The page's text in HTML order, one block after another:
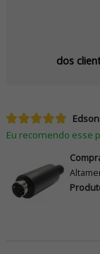
dos
Edson
Eu recomendo esse